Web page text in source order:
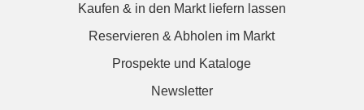
Kaufen & in den Markt liefern lassen
Reservieren & Abholen im Markt
Prospekte und Kataloge
Newsletter